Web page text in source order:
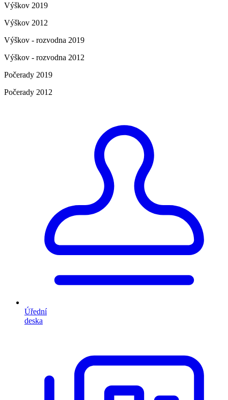
Výškov 2019
Výškov 2012
Výškov - rozvodna 2019
Výškov - rozvodna 2012
Počerady 2019
Počerady 2012
Úřední
deska